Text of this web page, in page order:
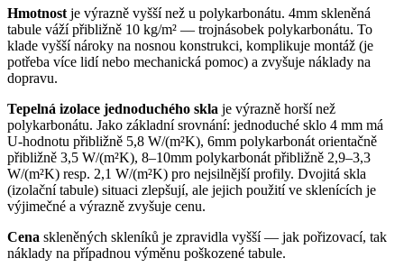
Hmotnost je výrazně vyšší než u polykarbonátu. 4mm skleněná
tabule váží přibližně 10 kg/m² — trojnásobek polykarbonátu. To
klade vyšší nároky na nosnou konstrukci, komplikuje montáž (je
potřeba více lidí nebo mechanická pomoc) a zvyšuje náklady na
dopravu.
Tepelná izolace jednoduchého skla je výrazně horší než
polykarbonátu. Jako základní srovnání: jednoduché sklo 4 mm má
U-hodnotu přibližně 5,8 W/(m²K), 6mm polykarbonát orientačně
přibližně 3,5 W/(m²K), 8–10mm polykarbonát přibližně 2,9–3,3
W/(m²K) resp. 2,1 W/(m²K) pro nejsilnější profily. Dvojitá skla
(izolační tabule) situaci zlepšují, ale jejich použití ve sklenících je
výjimečné a výrazně zvyšuje cenu.
Cena skleněných skleníků je zpravidla vyšší — jak pořizovací, tak
náklady na případnou výměnu poškozené tabule.